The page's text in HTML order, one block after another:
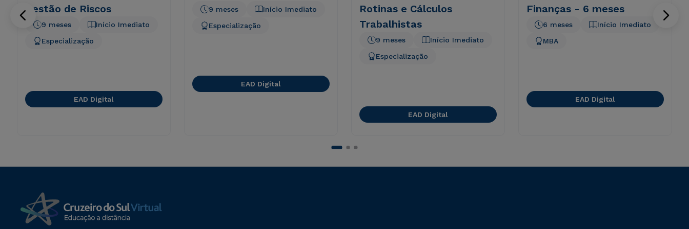
Gestão de Riscos
Início Imediato
9 meses
Especialização
EAD Digital
Início Imediato
9 meses
Especialização
EAD Digital
Rotinas e Cálculos
Trabalhistas
Início Imediato
9 meses
Especialização
EAD Digital
Finanças - 6 meses
Início Imediato
6 meses
MBA
EAD Digital